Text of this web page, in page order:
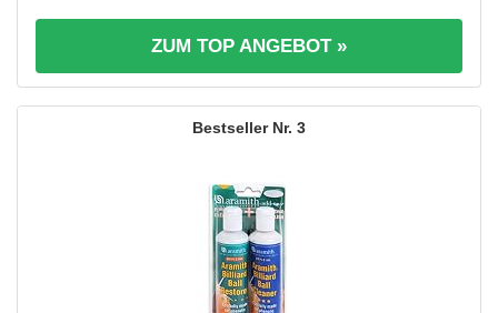
ZUM TOP ANGEBOT »
3